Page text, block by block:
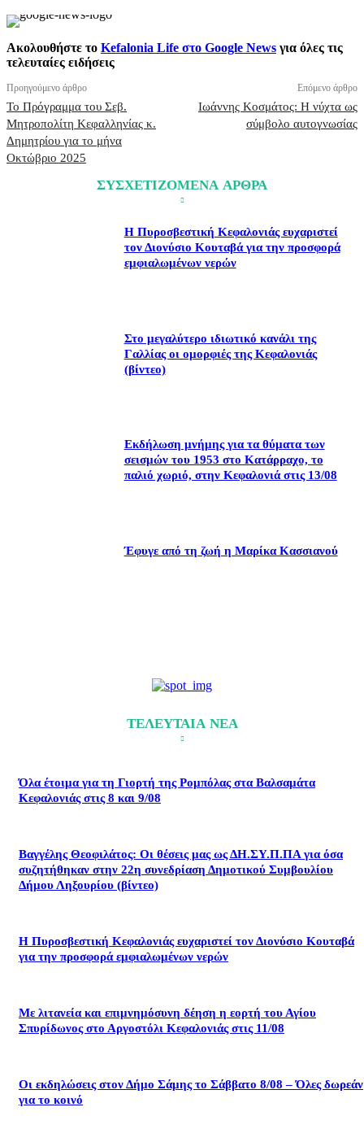
Ακολουθήστε το Kefalonia Life στο Google News για όλες τις
τελευταίες ειδήσεις
Προηγούμενο άρθρο
Το Πρόγραμμα του Σεβ.
Μητροπολίτη Κεφαλληνίας κ.
Δημητρίου για το μήνα
Οκτώβριο 2025
Επόμενο άρθρο
Ιωάννης Κοσμάτος: Η νύχτα ως
σύμβολο αυτογνωσίας
ΣΥΣΧΕΤΙΖΟΜΕΝΑ ΑΡΘΡΑ
Η Πυροσβεστική Κεφαλονιάς ευχαριστεί
τον Διονύσιο Κουταβά για την προσφορά
εμφιαλωμένων νερών
Στο μεγαλύτερο ιδιωτικό κανάλι της
Γαλλίας οι ομορφιές της Κεφαλονιάς
(βίντεο)
Εκδήλωση μνήμης για τα θύματα των
σεισμών του 1953 στο Κατάρραχο, το
παλιό χωριό, στην Κεφαλονιά στις 13/08
Έφυγε από τη ζωή η Μαρίκα Κασσιανού
ΤΕΛΕΥΤΑΙΑ ΝΕΑ
Όλα έτοιμα για τη Γιορτή της Ρομπόλας στα Βαλσαμάτα
Κεφαλονιάς στις 8 και 9/08
Βαγγέλης Θεοφιλάτος: Οι θέσεις μας ως ΔΗ.ΣΥ.Π.ΠΑ για όσα
συζητήθηκαν στην 22η συνεδρίαση Δημοτικού Συμβουλίου
Δήμου Ληξουρίου (βίντεο)
Η Πυροσβεστική Κεφαλονιάς ευχαριστεί τον Διονύσιο Κουταβά
για την προσφορά εμφιαλωμένων νερών
Με λιτανεία και επιμνημόσυνη δέηση η εορτή του Αγίου
Σπυρίδωνος στο Αργοστόλι Κεφαλονιάς στις 11/08
Οι εκδηλώσεις στον Δήμο Σάμης το Σάββατο 8/08 – Όλες δωρεάν
για το κοινό